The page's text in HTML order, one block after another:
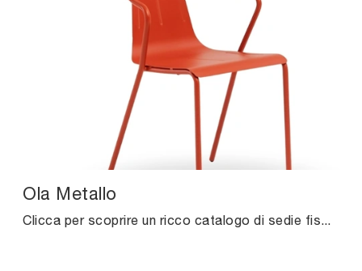
Ola Metallo
Clicca per scoprire un ricco catalogo di sedie fisse per stanze design: il modello Ola Metallo di Midj ti sta aspettando!